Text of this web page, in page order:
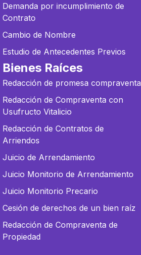
Demanda por incumplimiento de
Contrato
Cambio de Nombre
Estudio de Antecedentes Previos
Bienes Raíces
Redacción de promesa compraventa
Redacción de Compraventa con
Usufructo Vitalicio
Redacción de Contratos de
Arriendos
Juicio de Arrendamiento
Juicio Monitorio de Arrendamiento
Juicio Monitorio Precario
Cesión de derechos de un bien raíz
Redacción de Compraventa de
Propiedad